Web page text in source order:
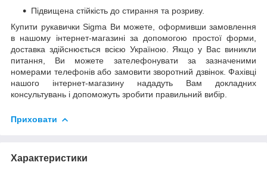
Підвищена стійкість до стирання та розриву.
Купити рукавички Sigma Ви можете, оформивши замовлення
в нашому інтернет-магазині за допомогою простої форми,
доставка здійснюється всією Україною. Якщо у Вас виникли
питання, Ви можете зателефонувати за зазначеними
номерами телефонів або замовити зворотний дзвінок. Фахівці
нашого інтернет-магазину нададуть Вам докладних
консультувань і допоможуть зробити правильний вибір.
Приховати
Характеристики